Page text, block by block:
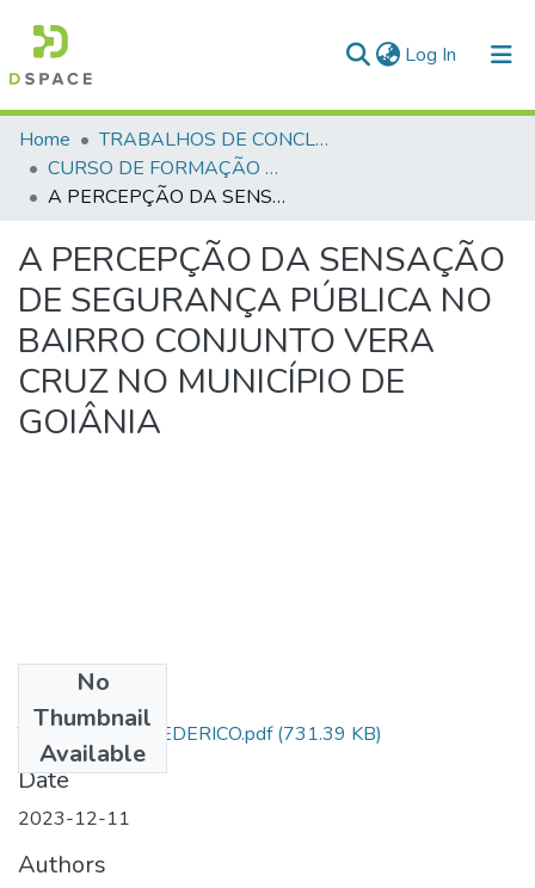
Log In (current)
Communities & Collections
All of DSpace
Home
TRABALHOS DE CONCLUSÃO DE CURSO - CFP (CURSO DE FORMAÇÃO DE PRAÇAS)
CURSO DE FORMAÇÃO DE PRAÇAS - CFP - 2023
A PERCEPÇÃO DA SENSAÇÃO DE SEGURANÇA PÚBLICA NO BAIRRO CONJUNTO VERA CRUZ NO MUNICÍPIO DE GOIÂNIA
A PERCEPÇÃO DA SENSAÇÃO
DE SEGURANÇA PÚBLICA NO
BAIRRO CONJUNTO VERA
CRUZ NO MUNICÍPIO DE
GOIÂNIA
No
Thumbnail
Available
TCC_AL_SD _FREDERICO.pdf(731.39 KB)
Date
2023-12-11
Authors